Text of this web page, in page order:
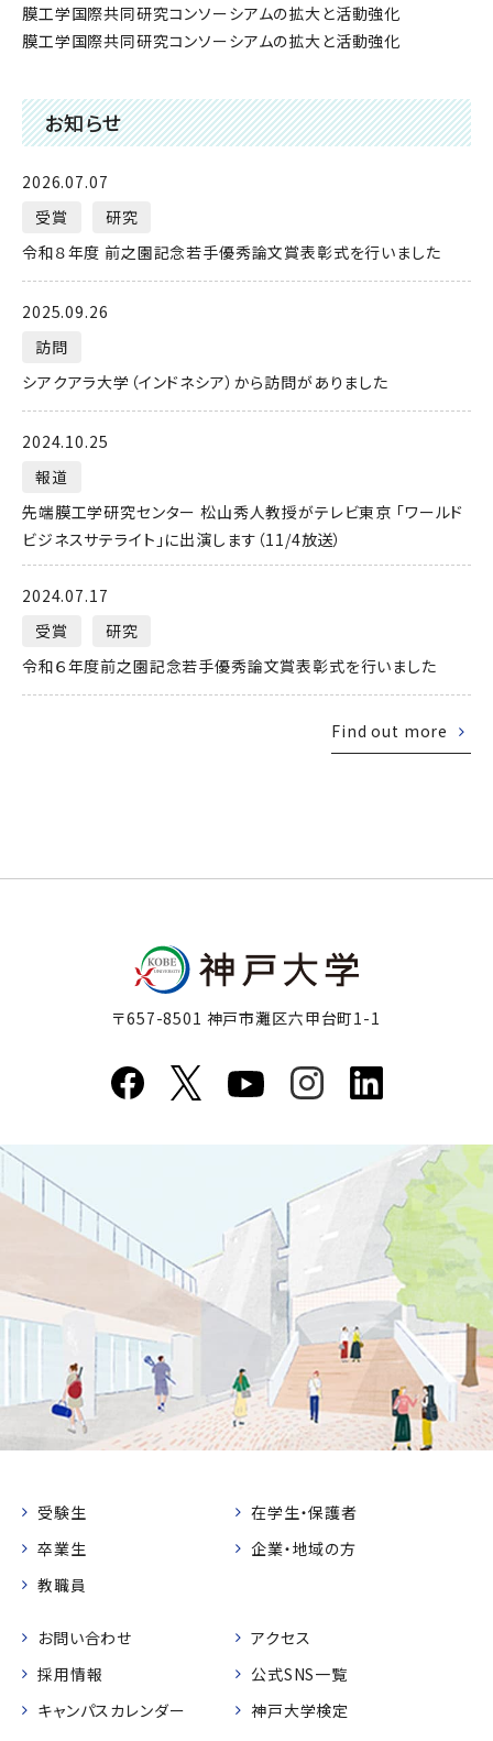
膜工学国際共同研究コンソーシアムの拡大と活動強化
膜工学国際共同研究コンソーシアムの拡大と活動強化
お知らせ
2026.07.07
受賞
研究
令和８年度 前之園記念若手優秀論文賞表彰式を行いました
2025.09.26
訪問
シアクアラ大学（インドネシア）から訪問がありました
2024.10.25
報道
先端膜工学研究センター 松山秀人教授がテレビ東京 「ワールド
ビジネスサテライト」に出演します（11/4放送）
2024.07.17
受賞
研究
令和６年度前之園記念若手優秀論文賞表彰式を行いました
Find out more
〒657-8501 神戸市灘区六甲台町1-1
受験生
在学生・保護者
卒業生
企業・地域の方
教職員
お問い合わせ
アクセス
採用情報
公式SNS一覧
キャンパスカレンダー
神戸大学検定